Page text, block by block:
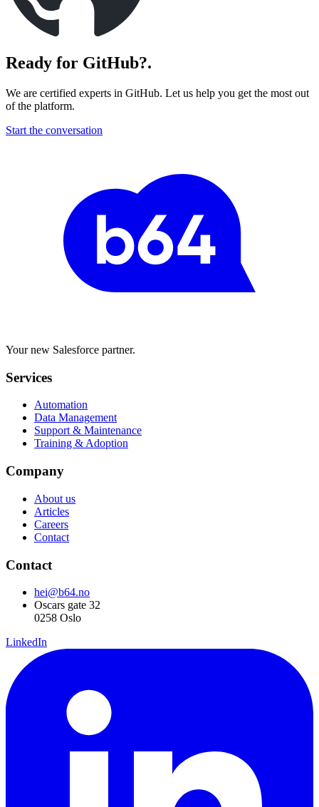
Ready for GitHub?.
We are certified experts in GitHub. Let us help you get the most out
of the platform.
Start the conversation
Your new Salesforce partner.
Services
Automation
Data Management
Support & Maintenance
Training & Adoption
Company
About us
Articles
Careers
Contact
Contact
hei@b64.no
Oscars gate 32
0258 Oslo
LinkedIn